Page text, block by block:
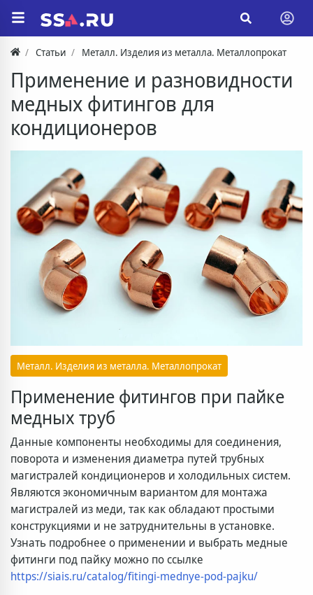
Статьи Металл. Изделия из металла. Металлопрокат
Применение и разновидности
медных фитингов для
кондиционеров
Металл. Изделия из металла. Металлопрокат
Применение фитингов при пайке
медных труб
Данные компоненты необходимы для соединения,
поворота и изменения диаметра путей трубных
магистралей кондиционеров и холодильных систем.
Являются экономичным вариантом для монтажа
магистралей из меди, так как обладают простыми
конструкциями и не затруднительны в установке.
Узнать подробнее о применении и выбрать медные
фитинги под пайку можно по ссылке
https://siais.ru/catalog/fitingi-mednye-pod-pajku/